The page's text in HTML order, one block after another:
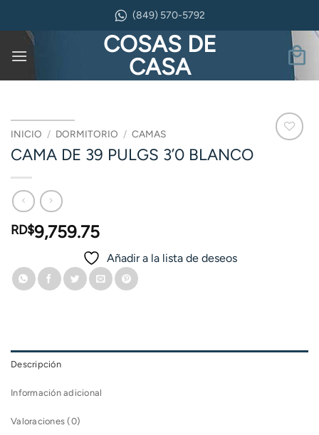
contenido
(849) 570-5792
COSAS DE
CASA
INICIO / DORMITORIO / CAMAS
CAMA DE 39 PULGS 3’0 BLANCO
RD$9,759.75
Añadir a la lista de deseos
Descripción
Información adicional
Valoraciones (0)